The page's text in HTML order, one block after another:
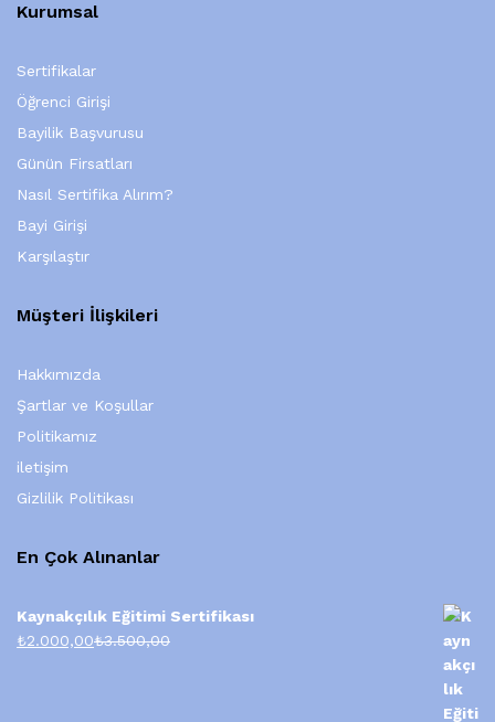
Kurumsal
Sertifikalar
Öğrenci Girişi
Bayilik Başvurusu
Günün Firsatları
Nasıl Sertifika Alırım?
Bayi Girişi
Karşılaştır
Müşteri İlişkileri
Hakkımızda
Şartlar ve Koşullar
Politikamız
iletişim
Gizlilik Politikası
En Çok Alınanlar
Kaynakçılık Eğitimi Sertifikası
₺2.000,00₺3.500,00